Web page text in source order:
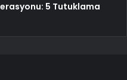
5 Tutuklama